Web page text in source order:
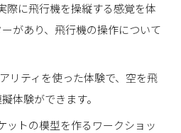
際に飛行機を操縦する感覚を体
があり、飛行機の操作について
リティを使った体験で、空を飛
体験ができます。
ットの模型を作るワークショッ